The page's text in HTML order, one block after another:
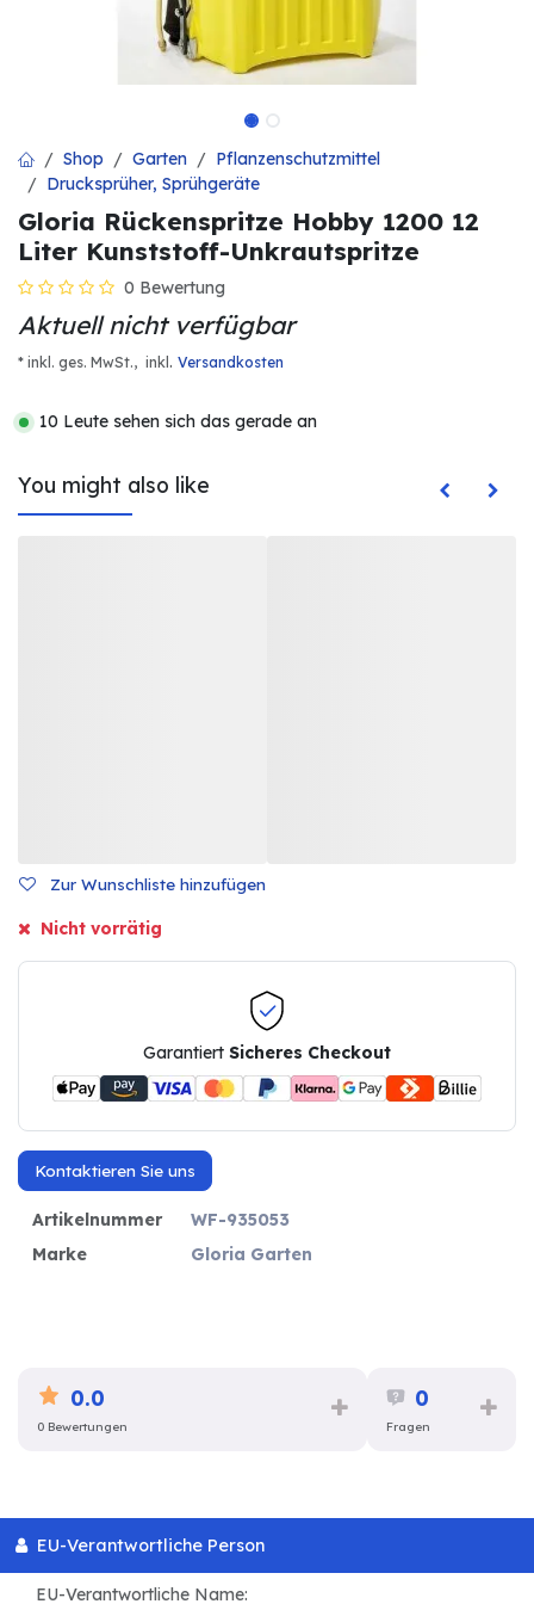
Shop Garten
Pflanzenschutzmittel
Drucksprüher, Sprühgeräte
Gloria Rückenspritze Hobby 1200 12
Liter Kunststoff-Unkrautspritze
0 Bewertung
Aktuell nicht verfügbar
* inkl. ges. MwSt., inkl . Versandkosten
10 Leute sehen sich das gerade an
You might also like
Zur Wunschliste hinzufügen
Nicht vorrätig
Garantiert Sicheres Checkout
Kontaktieren Sie uns
Artikelnummer
WF-935053
Marke
Gloria Garten
0.0
0 Bewertungen
0
Fragen
EU-Verantwortliche Person
EU-Verantwortliche Name: